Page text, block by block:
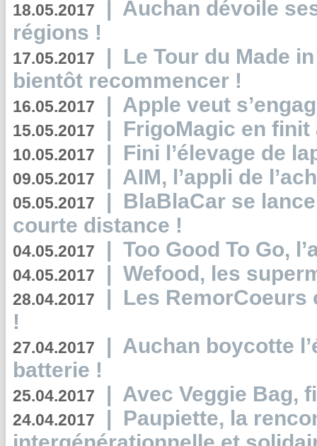
18.05.2017 | Auchan dévoile
régions !
17.05.2017 | Le Tour du Made
bientôt recommencer !
16.05.2017 | Apple veut
15.05.2017 | FrigoMagic en
10.05.2017 | Fini l’élevage de
09.05.2017 | AIM, l’appli de
05.05.2017 | BlaBlaCar se
courte distance !
04.05.2017 | Too Good To Go,
04.05.2017 | Wefood, les
28.04.2017 | Les RemorCoeurs
!
27.04.2017 | Auchan boycotte
batterie !
25.04.2017 | Avec Veggie Bag,
24.04.2017 | Paupiette, la